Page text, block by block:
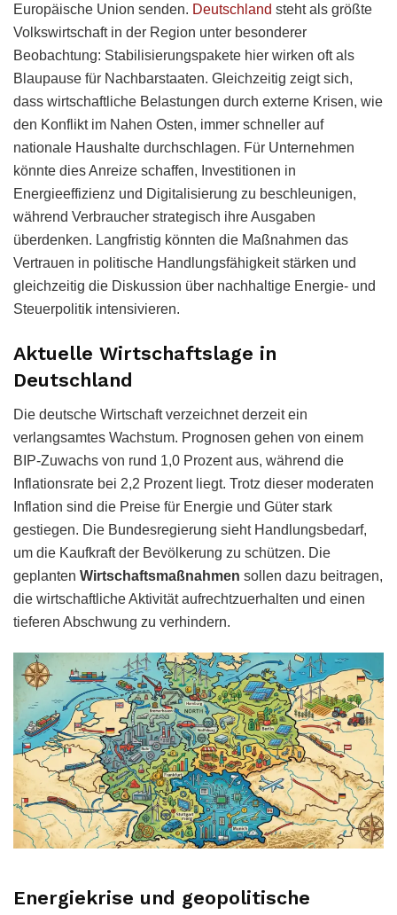
Europäische Union senden. Deutschland steht als größte
Volkswirtschaft in der Region unter besonderer
Beobachtung: Stabilisierungspakete hier wirken oft als
Blaupause für Nachbarstaaten. Gleichzeitig zeigt sich,
dass wirtschaftliche Belastungen durch externe Krisen, wie
den Konflikt im Nahen Osten, immer schneller auf
nationale Haushalte durchschlagen. Für Unternehmen
könnte dies Anreize schaffen, Investitionen in
Energieeffizienz und Digitalisierung zu beschleunigen,
während Verbraucher strategisch ihre Ausgaben
überdenken. Langfristig könnten die Maßnahmen das
Vertrauen in politische Handlungsfähigkeit stärken und
gleichzeitig die Diskussion über nachhaltige Energie- und
Steuerpolitik intensivieren.
Aktuelle Wirtschaftslage in
Deutschland
Die deutsche Wirtschaft verzeichnet derzeit ein
verlangsamtes Wachstum. Prognosen gehen von einem
BIP-Zuwachs von rund 1,0 Prozent aus, während die
Inflationsrate bei 2,2 Prozent liegt. Trotz dieser moderaten
Inflation sind die Preise für Energie und Güter stark
gestiegen. Die Bundesregierung sieht Handlungsbedarf,
um die Kaufkraft der Bevölkerung zu schützen. Die
geplanten Wirtschaftsmaßnahmen sollen dazu beitragen,
die wirtschaftliche Aktivität aufrechtzuerhalten und einen
tieferen Abschwung zu verhindern.
Energiekrise und geopolitische